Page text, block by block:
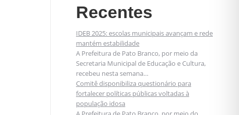
Recentes
IDEB 2025: escolas municipais avançam e rede
mantém estabilidade
A Prefeitura de Pato Branco, por meio da
Secretaria Municipal de Educação e Cultura,
recebeu nesta semana…
Comitê disponibiliza questionário para
fortalecer políticas públicas voltadas à
população idosa